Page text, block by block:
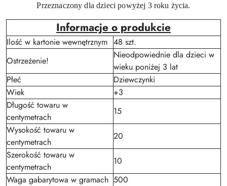
Przeznaczony dla dzieci powyżej 3 roku życia.
Informacje o produkcie
Ilość w kartonie wewnętrznym 48 szt.
Ostrzeżenie!
Nieodpowiednie dla dzieci w
wieku poniżej 3 lat
Płeć
Dziewczynki
Wiek
+3
Długość towaru w
centymetrach
15
Wysokość towaru w
centymetrach
20
Szerokość towaru w
centymetrach
10
Waga gabarytowa w gramach 500